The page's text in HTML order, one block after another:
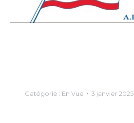
Catégorie : En Vue 3 janvier 2025